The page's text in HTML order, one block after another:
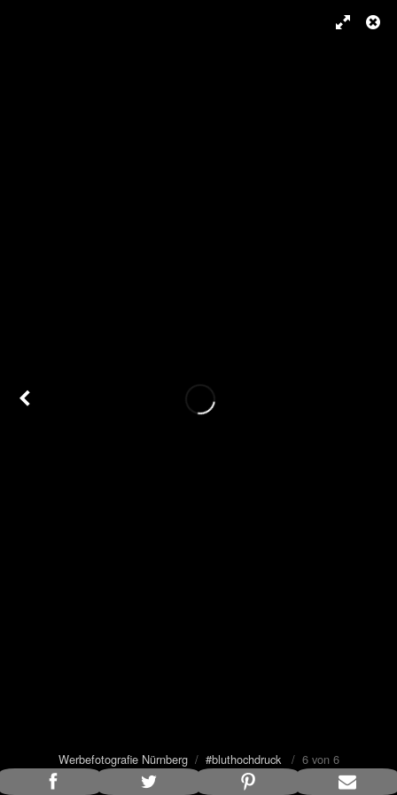
Werbefotografie Nürnberg/ #bluthochdruck/ 6 von 6
Bildunterschrift anzeigen